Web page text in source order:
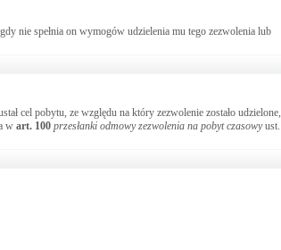
nie spełnia on wymogów udzielenia mu tego zezwolenia lub
cel pobytu, ze względu na który zezwolenie zostało udzielone,
w art. 100 przesłanki odmowy zezwolenia na pobyt czasowyust.